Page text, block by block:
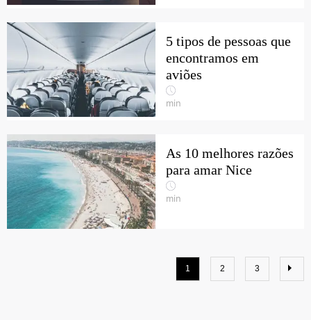
5 tipos de pessoas que
encontramos em
aviões
min
As 10 melhores razões
para amar Nice
min
1 2 3